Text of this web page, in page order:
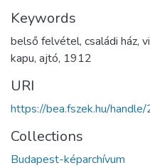
Keywords
belső felvétel, családi ház,
kapu, ajtó, 1912
URI
https://bea.fszek.hu/
Collections
Budapest-képarchívum